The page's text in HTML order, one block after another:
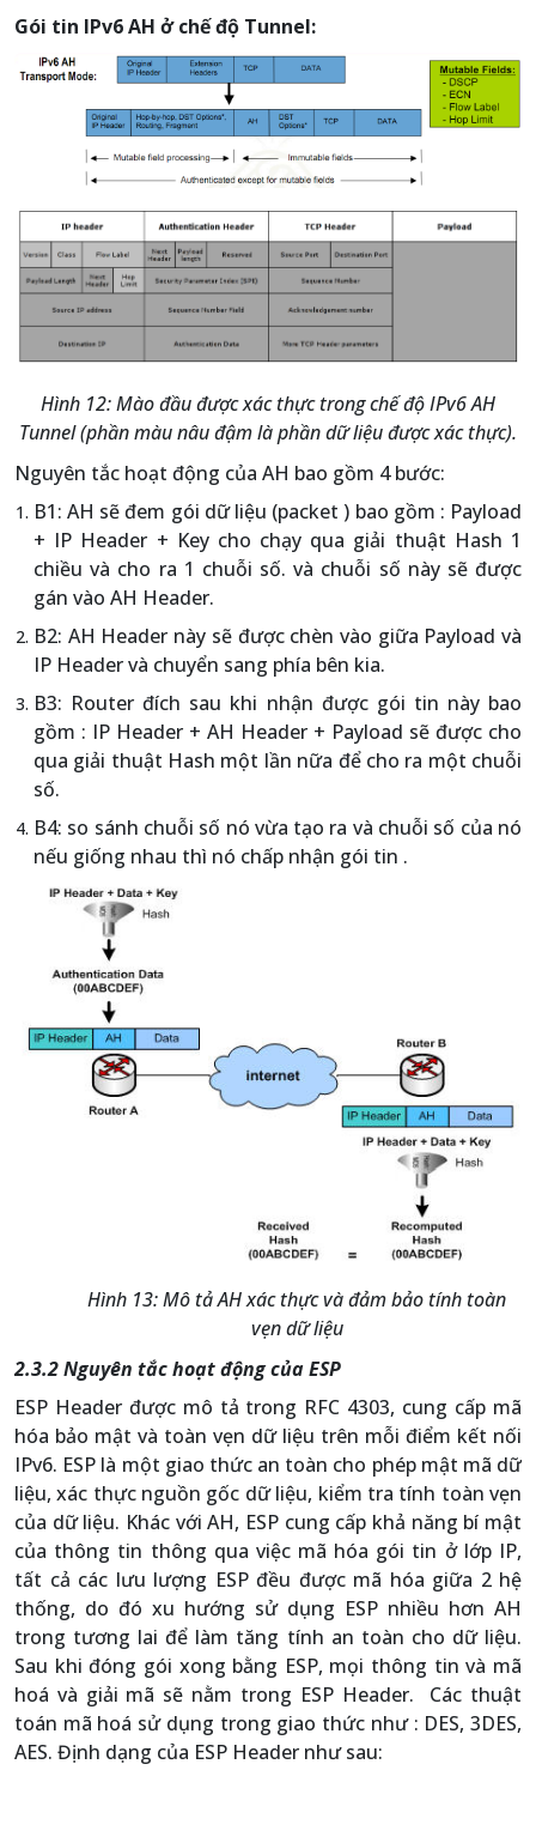
Gói tin IPv6 AH ở chế độ Tunnel:
Hình 12: Mào đầu được xác thực trong chế độ IPv6 AH
Tunnel (phần màu nâu đậm là phần dữ liệu được xác thực).
Nguyên tắc hoạt động của AH bao gồm 4 bước:
B1: AH sẽ đem gói dữ liệu (packet ) bao gồm : Payload
+ IP Header + Key cho chạy qua giải thuật Hash 1
chiều và cho ra 1 chuỗi số. và chuỗi số này sẽ được
gán vào AH Header.
B2: AH Header này sẽ được chèn vào giữa Payload và
IP Header và chuyển sang phía bên kia.
B3: Router đích sau khi nhận được gói tin này bao
gồm : IP Header + AH Header + Payload sẽ được cho
qua giải thuật Hash một lần nữa để cho ra một chuỗi
số.
B4: so sánh chuỗi số nó vừa tạo ra và chuỗi số của nó
nếu giống nhau thì nó chấp nhận gói tin .
Hình 13: Mô tả AH xác thực và đảm bảo tính toàn
vẹn dữ liệu
2.3.2 Nguyên tắc hoạt động của ESP
ESP Header được mô tả trong RFC 4303, cung cấp mã
hóa bảo mật và toàn vẹn dữ liệu trên mỗi điểm kết nối
IPv6. ESP là một giao thức an toàn cho phép mật mã dữ
liệu, xác thực nguồn gốc dữ liệu, kiểm tra tính toàn vẹn
của dữ liệu. Khác với AH, ESP cung cấp khả năng bí mật
của thông tin thông qua việc mã hóa gói tin ở lớp IP,
tất cả các lưu lượng ESP đều được mã hóa giữa 2 hệ
thống, do đó xu hướng sử dụng ESP nhiều hơn AH
trong tương lai để làm tăng tính an toàn cho dữ liệu.
Sau khi đóng gói xong bằng ESP, mọi thông tin và mã
hoá và giải mã sẽ nằm trong ESP Header. Các thuật
toán mã hoá sử dụng trong giao thức như : DES, 3DES,
AES. Định dạng của ESP Header như sau: